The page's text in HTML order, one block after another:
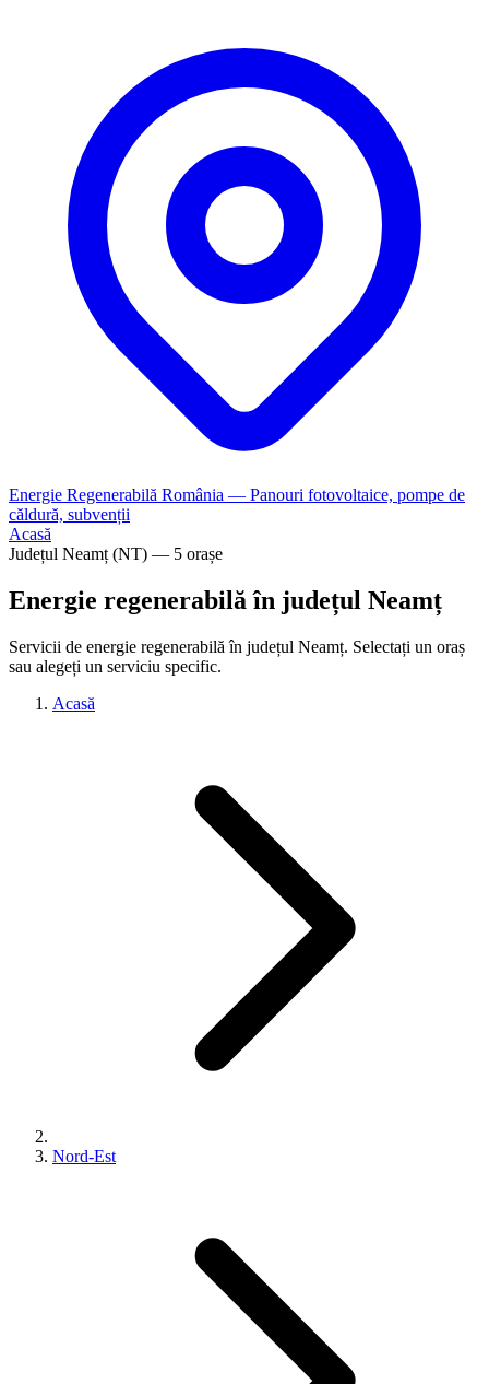
Energie Regenerabilă România — Panouri fotovoltaice, pompe de
căldură, subvenții
Acasă
Județul Neamț (NT) — 5 orașe
Energie regenerabilă în județul Neamț
Servicii de energie regenerabilă în județul Neamț. Selectați un oraș
sau alegeți un serviciu specific.
Acasă
Nord-Est